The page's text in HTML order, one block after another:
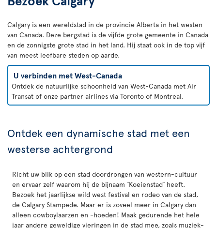
Calgary is een wereldstad in de provincie Alberta in het westen
van Canada. Deze bergstad is de vijfde grote gemeente in Canada
en de zonnigste grote stad in het land. Hij staat ook in de top vijf
van meest leefbare steden op aarde.
U verbinden met West-Canada
Ontdek de natuurlijke schoonheid van West-Canada met Air
Transat of onze partner airlines via Toronto of Montreal.
Ontdek een dynamische stad met een
westerse achtergrond
Richt uw blik op een stad doordrongen van western-cultuur
en ervaar zelf waarom hij de bijnaam ¨Koeienstad¨ heeft.
Bezoek het jaarlijkse wild west festival en rodeo van de stad,
de Calgary Stampede. Maar er is zoveel meer in Calgary dan
alleen cowboylaarzen en -hoeden! Maak gedurende het hele
jaar andere geweldige vieringen in de stad mee, zoals muziek-